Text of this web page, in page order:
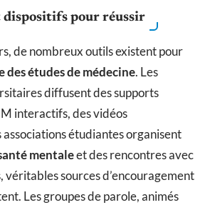
dispositifs pour réussir
de nombreux outils existent pour
des études de médecine. Les
diffusent des supports
interactifs, des vidéos
associations étudiantes organisent
mentaleet des rencontres avec
véritables sources d’encouragement
Les groupes de parole, animés